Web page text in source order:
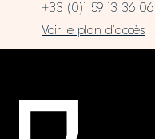
+33 (0)1 59 13 36 06
Voir le plan d’accès